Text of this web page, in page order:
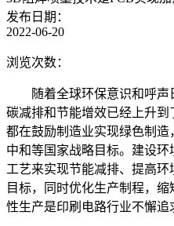
发布日期：
2022-06-20
浏览次数：
随着全球环保意识和呼
碳减排和节能增效已经上升
都在鼓励制造业实现绿色制
中和等国家战略目标。建设
工艺来实现节能减排、提高
目标，同时优化生产制程，
性生产是印刷电路行业不懈追